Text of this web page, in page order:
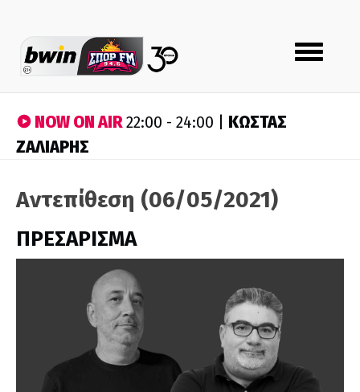
Toggle
navigation
NOW ON AIR22:00 - 24:00 | ΚΩΣΤΑΣ
ΖΑΛΙΑΡΗΣ
Αντεπίθεση (06/05/2021)
ΠΡΕΣΑΡΙΣΜΑ